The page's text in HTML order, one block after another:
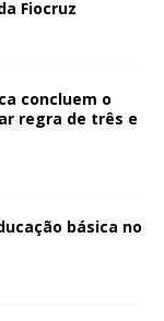
Fiocruz
concluem o
regra de três e
básica no